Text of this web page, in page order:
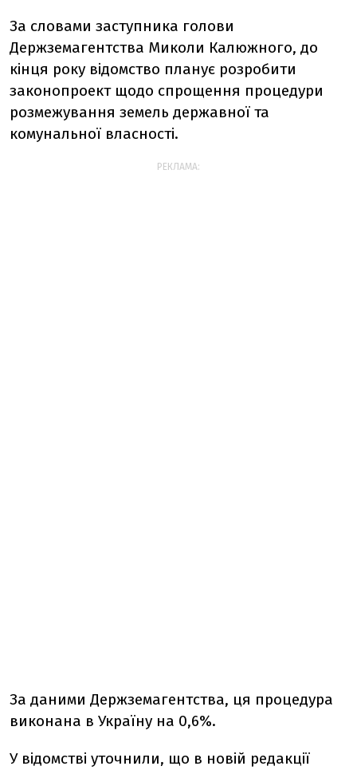
За словами заступника голови
Держземагентства Миколи Калюжного, до
кінця року відомство планує розробити
законопроект щодо спрощення процедури
розмежування земель державної та
комунальної власності.
РЕКЛАМА:
За даними Держземагентства, ця процедура
виконана в Україну на 0,6%.
У відомстві уточнили, що в новій редакції